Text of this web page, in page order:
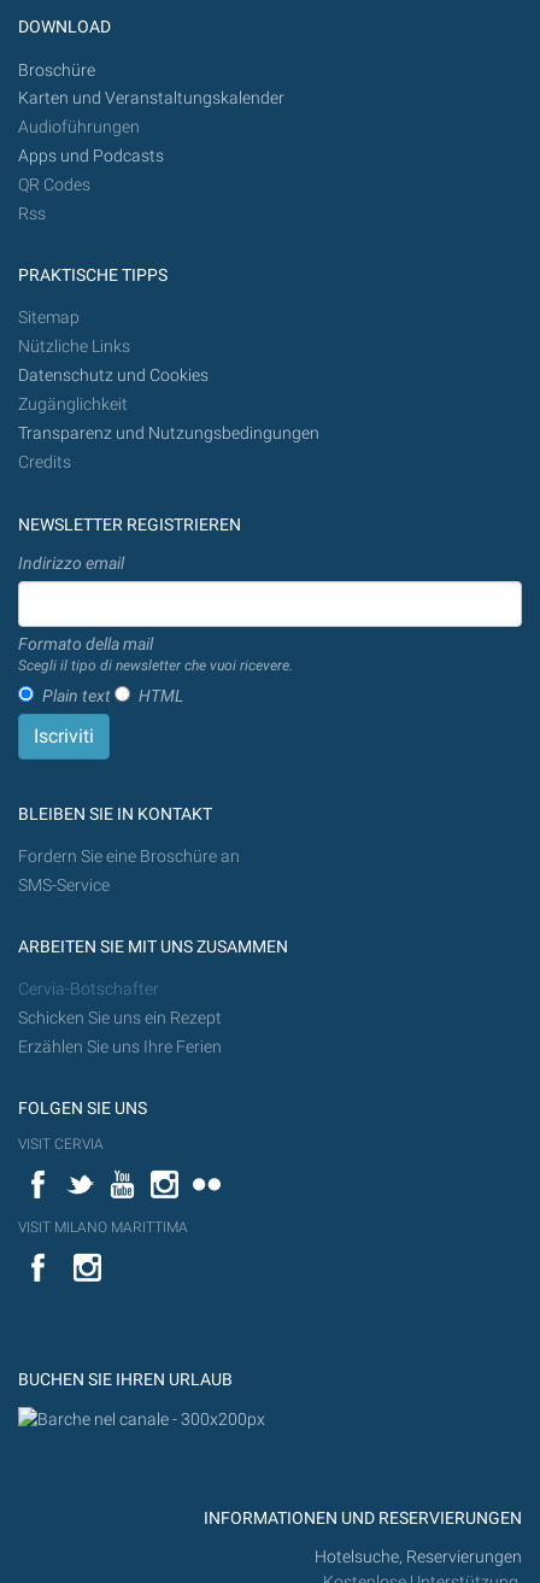
DOWNLOAD
Broschüre
Karten und Veranstaltungskalender
Audioführungen
Apps und Podcasts
QR Codes
Rss
PRAKTISCHE TIPPS
Sitemap
Nützliche Links
Datenschutz und Cookies
Zugänglichkeit
Transparenz und Nutzungsbedingungen
Credits
NEWSLETTER REGISTRIEREN
Indirizzo email
Formato della mail
Scegli il tipo di newsletter che vuoi ricevere.
Plain text HTML
BLEIBEN SIE IN KONTAKT
Fordern Sie eine Broschüre an
SMS-Service
ARBEITEN SIE MIT UNS ZUSAMMEN
Cervia-Botschafter
Schicken Sie uns ein Rezept
Erzählen Sie uns Ihre Ferien
FOLGEN SIE UNS
VISIT CERVIA
FacebookTwitterYouTubeInstagram
VISIT MILANO MARITTIMA
YouTube
BUCHEN SIE IHREN URLAUB
INFORMATIONEN UND RESERVIERUNGEN
Hotelsuche, Reservierungen